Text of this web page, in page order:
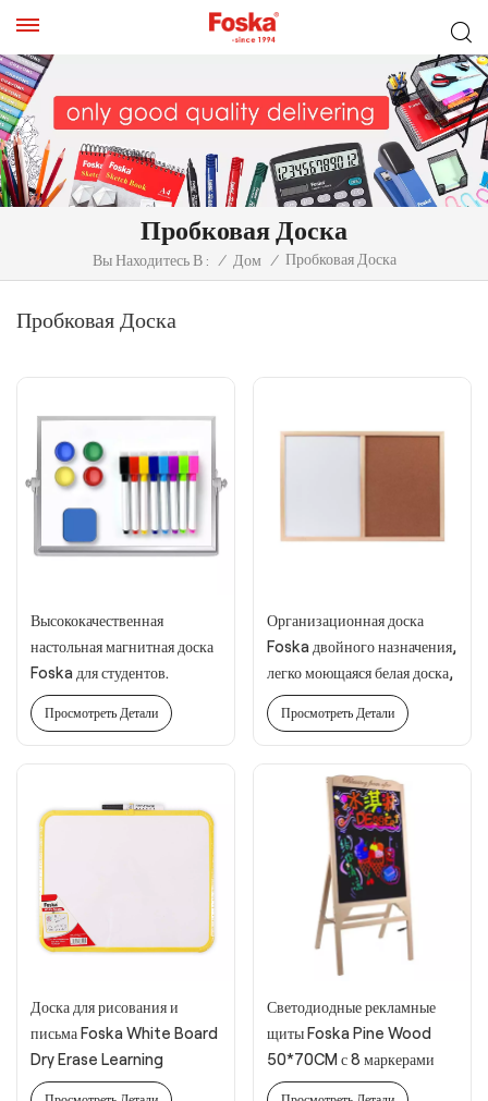
Пробковая Доска
Вы Находитесь В : / Дом / Пробковая Доска
Пробковая Доска
Высококачественная
настольная магнитная доска
Foska для студентов.
Просмотреть Детали
Организационная доска
Foska двойного назначения,
легко моющаяся белая доска,
пробковая доска
Просмотреть Детали
Доска для рисования и
письма Foska White Board
Dry Erase Learning
Drawing Board Writing
Светодиодные рекламные
щиты Foska Pine Wood
50*70CM с 8 маркерами